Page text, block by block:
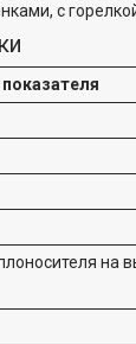
с
на